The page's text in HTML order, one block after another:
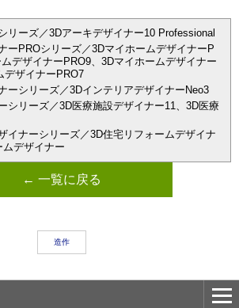
リーズ／3Dアーキデザイナー10 Professional
ーPROシリーズ／3DマイホームデザイナーP
デザイナーPRO9、3Dマイホームデザイナー
デザイナーPRO7
ーシリーズ／3DインテリアデザイナーNeo3
シリーズ／3D医療施設デザイナー11、3D医療
イナーシリーズ／3D住宅リフォームデザイナ
ムデザイナー
← 一覧に戻る
造作